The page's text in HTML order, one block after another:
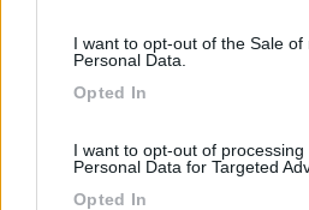
I want to opt-out of the Sale of
Personal Data.
Opted In
I want to opt-out of processing
Personal Data for Targeted
Opted In
molto casarecci e di vecchia
piccolo bar. Utile per sosta
Prezzo 15 euro tutto
Caratteristiche